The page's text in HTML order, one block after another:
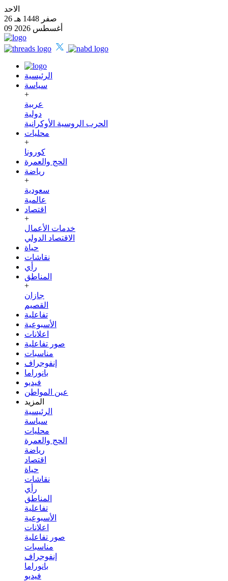
الاحد
26 صفر 1448 هـ
09 أغسطس 2026
الرئيسية
سياسة
+
عربية
دولية
الحرب الروسية الأوكرانية
محليات
+
كورونا
الحج والعمرة
رياضة
+
سعودية
عالمية
اقتصاد
+
خدمات الأعمال
الاقتصاد الدولي
حياة
نقاشات
رأي
المناطق
+
جازان
القصيم
تفاعلية
الأسبوعية
اعلانات
صور تفاعلية
مناسبات
إنفوجراف
بانوراما
فيديو
عين المواطن
المزيد
الرئيسية
سياسة
محليات
الحج والعمرة
رياضة
اقتصاد
حياة
نقاشات
رأي
المناطق
تفاعلية
الأسبوعية
اعلانات
صور تفاعلية
مناسبات
إنفوجراف
بانوراما
فيديو